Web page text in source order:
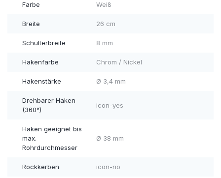
Farbe Weiß
Breite 26 cm
Schulterbreite 8 mm
Hakenfarbe Chrom / Nickel
Hakenstärke Ø 3,4 mm
Drehbarer Haken
(360°)
icon-yes
Haken geeignet bis
max.
Rohrdurchmesser
Ø 38 mm
Rockkerben icon-no